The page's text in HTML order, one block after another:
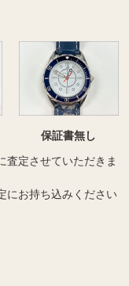
保証書無し
査定させていただきま
にお持ち込みください